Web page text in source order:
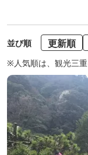
並び順 更新順
※人気順は、観光三